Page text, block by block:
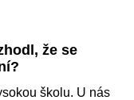
že se
školu. U nás